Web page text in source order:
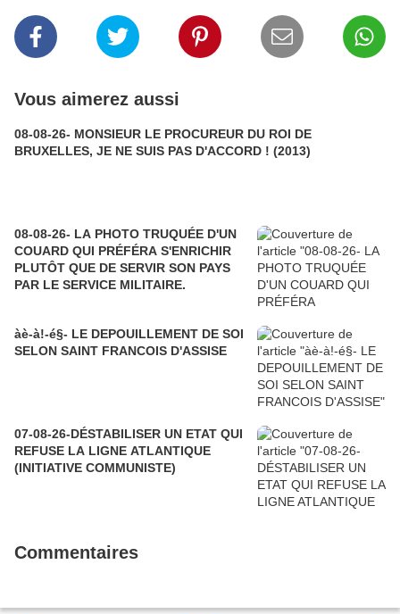
Vous aimerez aussi
08-08-26- MONSIEUR LE PROCUREUR DU ROI DE
BRUXELLES, JE NE SUIS PAS D'ACCORD ! (2013)
08-08-26- LA PHOTO TRUQUÉE D'UN
COUARD QUI PRÉFÉRA S'ENRICHIR
PLUTÔT QUE DE SERVIR SON PAYS
PAR LE SERVICE MILITAIRE.
àè-à!-é§- LE DEPOUILLEMENT DE SOI
SELON SAINT FRANCOIS D'ASSISE
07-08-26-DÉSTABILISER UN ETAT QUI
REFUSE LA LIGNE ATLANTIQUE
(INITIATIVE COMMUNISTE)
Commentaires